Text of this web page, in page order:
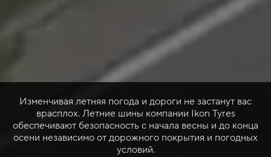
Изменчивая летняя погода и дороги не застанут вас
врасплох. Летние шины компании Ikon Tyres
обеспечивают безопасность с начала весны и до конца
осени независимо от дорожного покрытия и погодных
условий.